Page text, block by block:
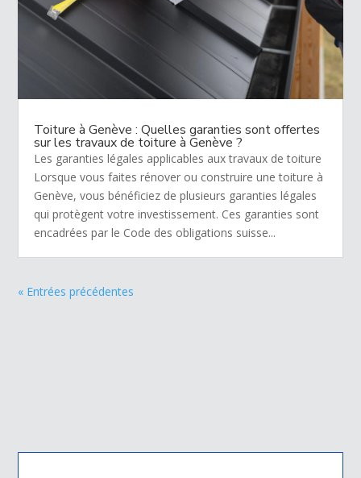
Toiture à Genève : Quelles garanties sont offertes
sur les travaux de toiture à Genève ?
Les garanties légales applicables aux travaux de toiture
Lorsque vous faites rénover ou construire une toiture à
Genève, vous bénéficiez de plusieurs garanties légales
qui protègent votre investissement. Ces garanties sont
encadrées par le Code des obligations suisse...
« Entrées précédentes